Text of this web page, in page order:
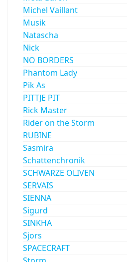
Michel Vaillant
Musik
Natascha
Nick
NO BORDERS
Phantom Lady
Pik As
PITTJE PIT
Rick Master
Rider on the Storm
RUBINE
Sasmira
Schattenchronik
SCHWARZE OLIVEN
SERVAIS
SIENNA
Sigurd
SINKHA
Sjors
SPACECRAFT